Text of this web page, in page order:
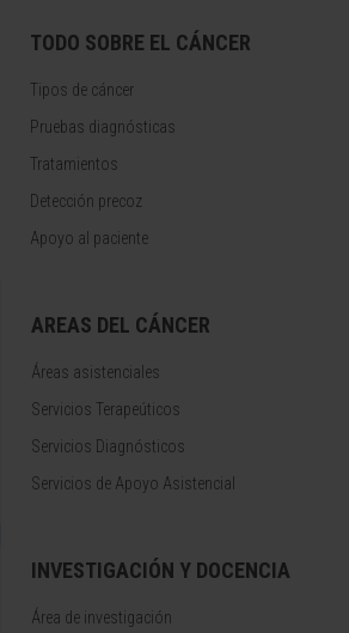
TODO SOBRE EL CÁNCER
Tipos de cáncer
Pruebas diagnósticas
Tratamientos
Detección precoz
Apoyo al paciente
AREAS DEL CÁNCER
Áreas asistenciales
Servicios Terapeúticos
Servicios Diagnósticos
Servicios de Apoyo Asistencial
INVESTIGACIÓN Y DOCENCIA
Área de investigación